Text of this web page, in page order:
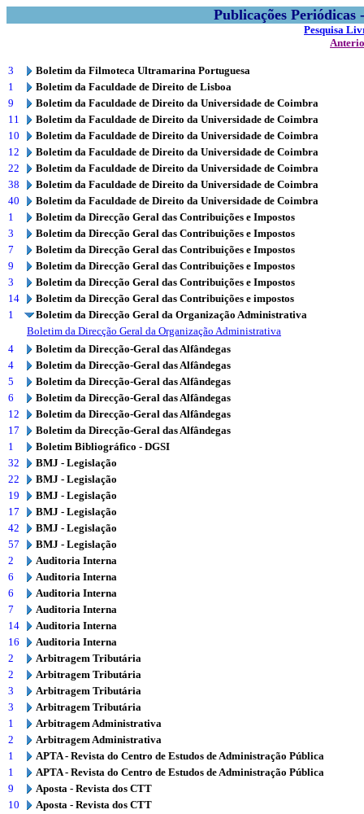
Publicações
Pesquisa
3
Boletim da Filmoteca Ultramarina Portuguesa
1
Boletim da Faculdade de Direito de Lisboa
9
Boletim da Faculdade de Direito da Universidade de Coimbra
11
Boletim da Faculdade de Direito da Universidade de Coimbra
10
Boletim da Faculdade de Direito da Universidade de Coimbra
12
Boletim da Faculdade de Direito da Universidade de Coimbra
22
Boletim da Faculdade de Direito da Universidade de Coimbra
38
Boletim da Faculdade de Direito da Universidade de Coimbra
40
Boletim da Faculdade de Direito da Universidade de Coimbra
1
Boletim da Direcção Geral das Contribuições e Impostos
3
Boletim da Direcção Geral das Contribuições e Impostos
7
Boletim da Direcção Geral das Contribuições e Impostos
9
Boletim da Direcção Geral das Contribuições e Impostos
3
Boletim da Direcção Geral das Contribuições e Impostos
14
Boletim da Direcção Geral das Contribuições e impostos
1
Boletim da Direcção Geral da Organização Administrativa
Boletim da Direcção Geral da Organização Administrativa
4
Boletim da Direcção-Geral das Alfândegas
4
Boletim da Direcção-Geral das Alfândegas
5
Boletim da Direcção-Geral das Alfândegas
6
Boletim da Direcção-Geral das Alfândegas
12
Boletim da Direcção-Geral das Alfândegas
17
Boletim da Direcção-Geral das Alfândegas
1
Boletim Bibliográfico - DGSI
32
BMJ - Legislação
22
BMJ - Legislação
19
BMJ - Legislação
17
BMJ - Legislação
42
BMJ - Legislação
57
BMJ - Legislação
2
Auditoria Interna
6
Auditoria Interna
6
Auditoria Interna
7
Auditoria Interna
14
Auditoria Interna
16
Auditoria Interna
2
Arbitragem Tributária
2
Arbitragem Tributária
3
Arbitragem Tributária
3
Arbitragem Tributária
1
Arbitragem Administrativa
2
Arbitragem Administrativa
1
APTA - Revista do Centro de Estudos de Administração Pública
1
APTA - Revista do Centro de Estudos de Administração Pública
9
Aposta - Revista dos CTT
10
Aposta - Revista dos CTT